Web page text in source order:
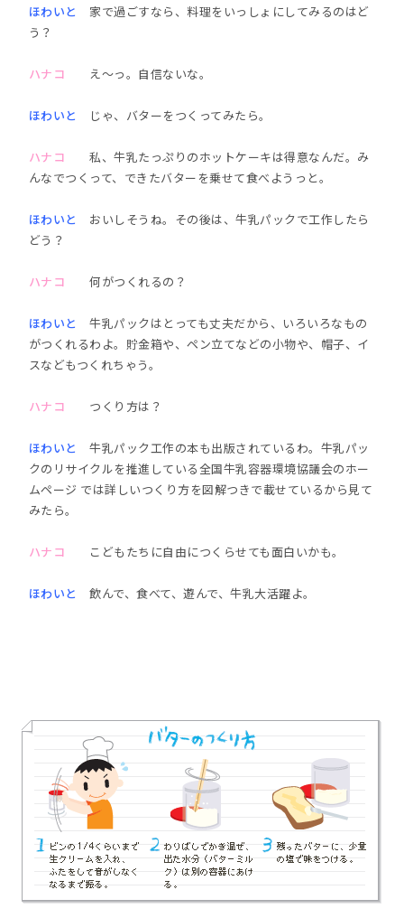
ほわいと
家で過ごすなら、料理をいっしょにしてみるのはど
う？
ハナコ え～っ。自信ないな。
ほわいと じゃ、バターをつくってみたら。
ハナコ 私、牛乳たっぷりのホットケーキは得意なんだ。み
んなでつくって、できたバターを乗せて食べようっと。
ほわいと
おいしそうね。その後は、牛乳パックで工作したら
どう？
ハナコ 何がつくれるの？
ほわいと
牛乳パックはとっても丈夫だから、いろいろなもの
がつくれるわよ。貯金箱や、ペン立てなどの小物や、帽子、イ
スなどもつくれちゃう。
ハナコ つくり方は？
ほわいと
牛乳パック工作の本も出版されているわ。牛乳パッ
クのリサイクルを推進している全国牛乳容器環境協議会のホー
ムページ では詳しいつくり方を図解つきで載せているから見て
みたら。
ハナコ こどもたちに自由につくらせても面白いかも。
ほわいと 飲んで、食べて、遊んで、牛乳大活躍よ。